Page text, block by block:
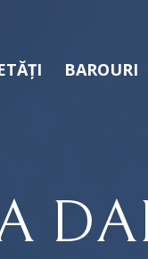
BAROURI